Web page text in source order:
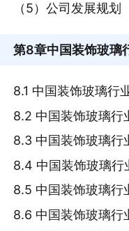
（5）公司发展规划
第8章中国装饰玻璃
8.1 中国装饰玻璃行
8.2 中国装饰玻璃行
8.3 中国装饰玻璃行
8.4 中国装饰玻璃行
8.5 中国装饰玻璃行
8.6 中国装饰玻璃行